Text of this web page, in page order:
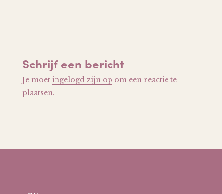
Schrijf een bericht
Je moet ingelogd zijn op om een reactie te
plaatsen.